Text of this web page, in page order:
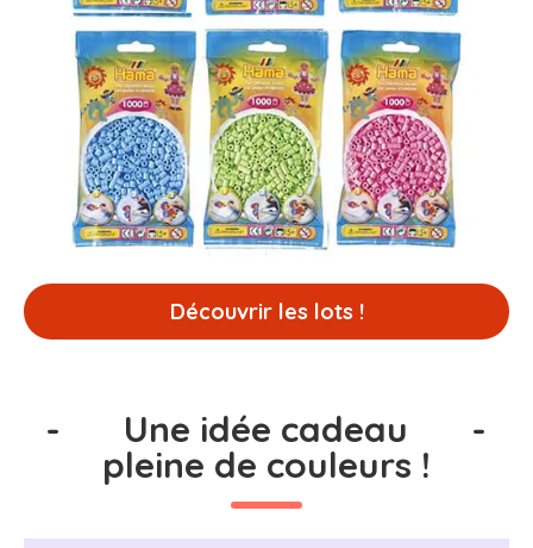
Découvrir les lots !
- Une idée cadeau
pleine de couleurs !
-